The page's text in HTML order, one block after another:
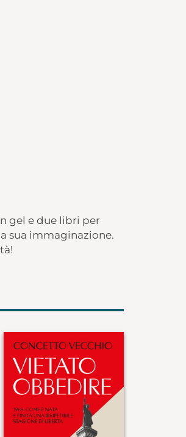
gel e due libri per
sua immaginazione.